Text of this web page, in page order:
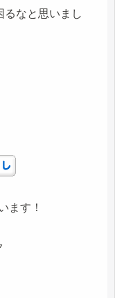
るなと思いまし
ます！